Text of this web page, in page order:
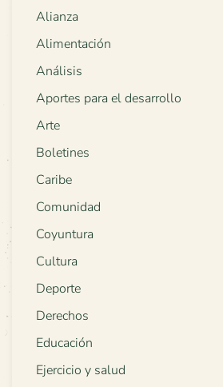
Alianza
Alimentación
Análisis
Aportes para el desarrollo
Arte
Boletines
Caribe
Comunidad
Coyuntura
Cultura
Deporte
Derechos
Educación
Ejercicio y salud